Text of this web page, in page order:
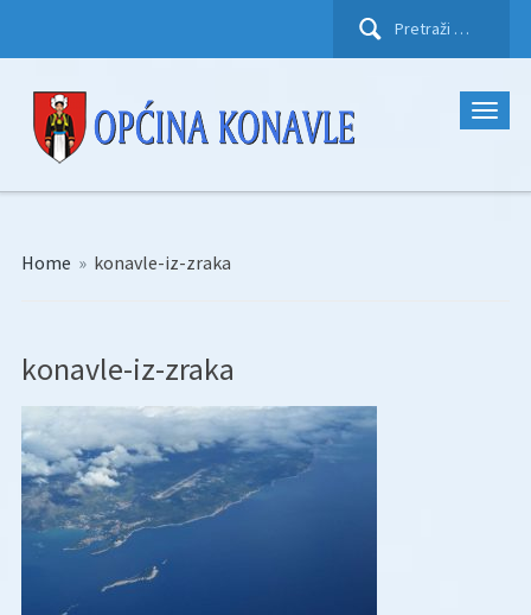
Pretraži:
Home » konavle-iz-zraka
konavle-iz-zraka